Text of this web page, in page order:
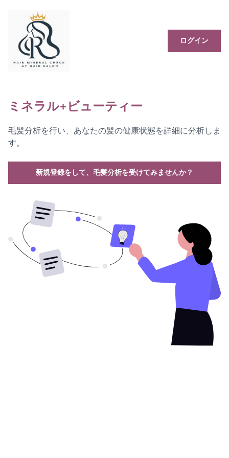
ログイン
ミネラル+ビューティー
毛髪分析を行い、あなたの髪の健康状態を詳細に分析しま
す。
新規登録をして、毛髪分析を受けてみませんか？